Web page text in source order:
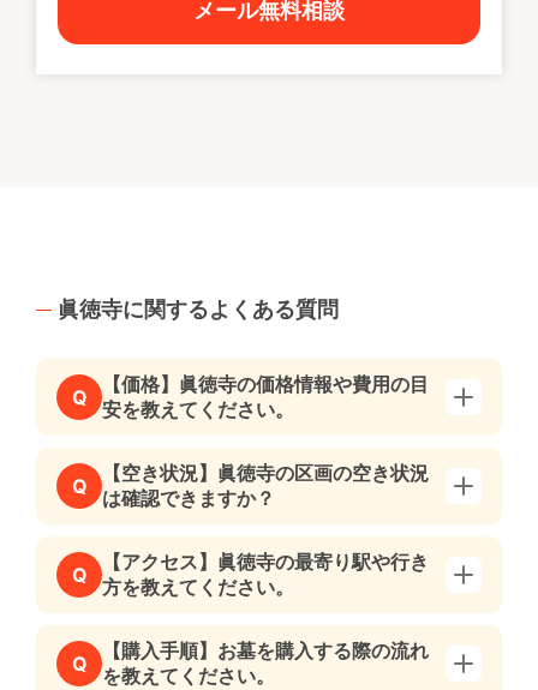
メール無料相談
眞徳寺に関するよくある質問
Q
【価格】眞徳寺の価格情報や費用の目
安を教えてください。
Q
【空き状況】眞徳寺の区画の空き状況
は確認できますか？
Q
【アクセス】眞徳寺の最寄り駅や行き
方を教えてください。
Q
【購入手順】お墓を購入する際の流れ
を教えてください。